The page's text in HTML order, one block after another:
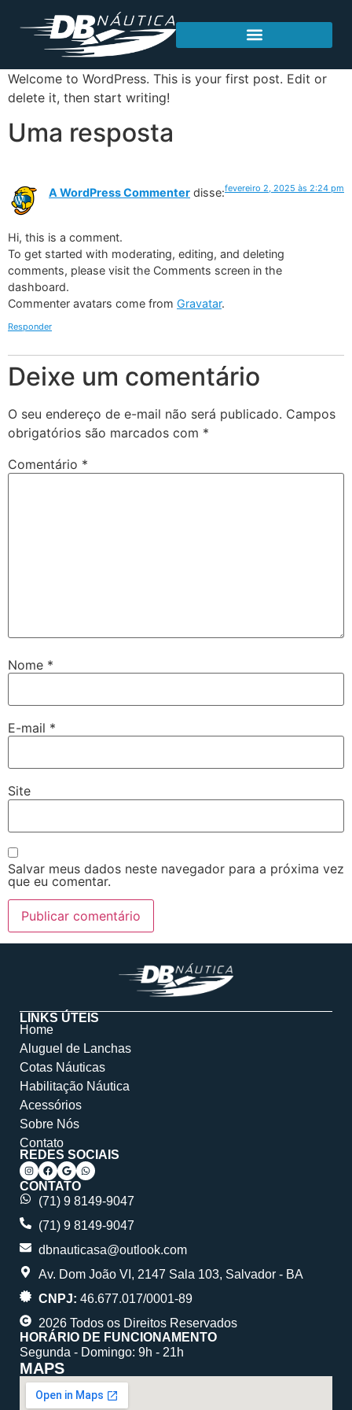
Welcome to WordPress. This is your first post. Edit or
delete it, then start writing!
Uma resposta
A WordPress Commenter disse:fevereiro 2, 2025 às 2:24 pm
Hi, this is a comment.
To get started with moderating, editing, and deleting
comments, please visit the Comments screen in the
dashboard.
Commenter avatars come from Gravatar.
Responder
Deixe um comentário
O seu endereço de e-mail não será publicado. Campos
obrigatórios são marcados com *
Comentário *
Nome *
E-mail *
Site
Salvar meus dados neste navegador para a próxima vez
que eu comentar.
LINKS ÚTEIS
Home
Aluguel de Lanchas
Cotas Náuticas
Habilitação Náutica
Acessórios
Sobre Nós
Contato
REDES SOCIAIS
CONTATO
(71) 9 8149-9047
(71) 9 8149-9047
dbnauticasa@outlook.com
Av. Dom João VI, 2147 Sala 103, Salvador - BA
CNPJ: 46.677.017/0001-89
2026 Todos os Direitos Reservados
HORÁRIO DE FUNCIONAMENTO
Segunda - Domingo: 9h - 21h
MAPS